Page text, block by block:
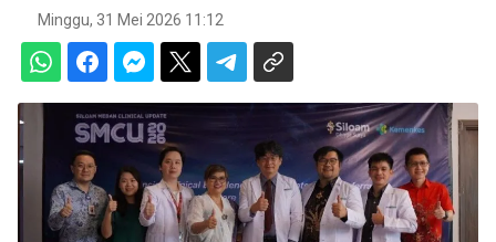
Minggu, 31 Mei 2026 11:12